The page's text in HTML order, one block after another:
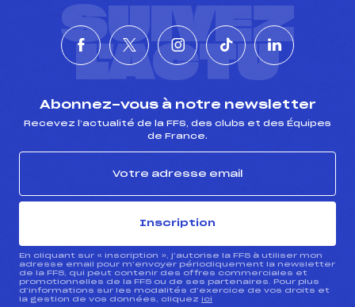
SUIVEZ
L'ACTU
Abonnez-vous à notre newsletter
Recevez l’actualité de la FFS, des clubs et des Équipes
de France.
Inscription
En cliquant sur « inscription », j’autorise la FFS à utiliser mon
adresse email pour m’envoyer périodiquement la newsletter
de la FFS, qui peut contenir des offres commerciales et
promotionnelles de la FFS ou de ses partenaires. Pour plus
d’informations sur les modalités d’exercice de vos droits et
la gestion de vos données, cliquez ici